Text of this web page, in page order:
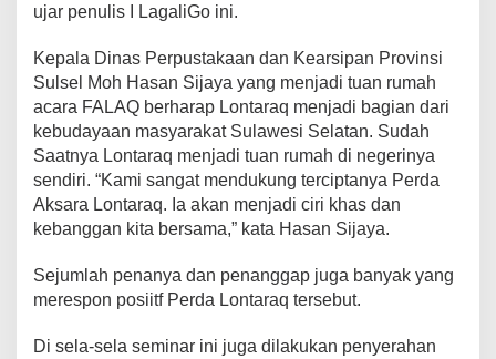
ujar penulis I LagaliGo ini.
Kepala Dinas Perpustakaan dan Kearsipan Provinsi
Sulsel Moh Hasan Sijaya yang menjadi tuan rumah
acara FALAQ berharap Lontaraq menjadi bagian dari
kebudayaan masyarakat Sulawesi Selatan. Sudah
Saatnya Lontaraq menjadi tuan rumah di negerinya
sendiri. “Kami sangat mendukung terciptanya Perda
Aksara Lontaraq. Ia akan menjadi ciri khas dan
kebanggan kita bersama,” kata Hasan Sijaya.
Sejumlah penanya dan penanggap juga banyak yang
merespon posiitf Perda Lontaraq tersebut.
Di sela-sela seminar ini juga dilakukan penyerahan